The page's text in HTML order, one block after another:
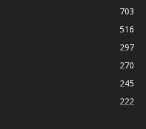
703
516
297
270
245
222